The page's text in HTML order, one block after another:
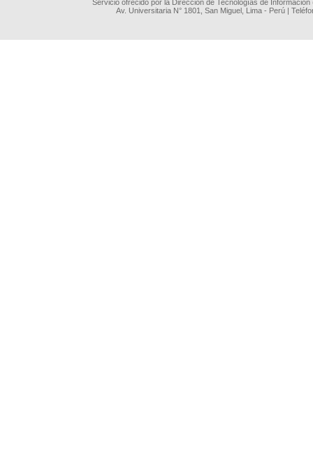
Servicio ofrecido por la Dirección de Tecnologías de
Av. Universitaria N° 1801, San Miguel, Lima - Perú |